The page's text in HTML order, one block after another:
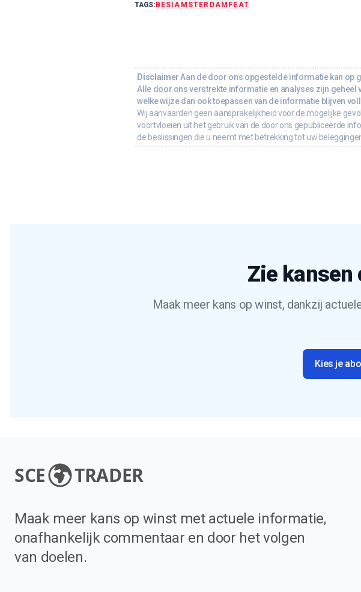
TAGS: BESIAMSTERDAM FEAT
Disclaimer Aan de door ons opgestelde informatie kan op
Alle door ons verstrekte informatie en analyses zijn geheel
welke wijze dan ook toepassen van de informatie blijven
Wij aanvaarden geen aansprakelijkheid voor de mogelijke
voortvloeien uit het gebruik van de door ons gepubliceerde
de beslissingen die u neemt met betrekking tot uw
Zie kansen
Maak meer kans op winst, dankzij
Kies je
SCE TRADER
Maak meer kans op winst met actuele informatie,
onafhankelijk commentaar en door het volgen
van doelen.